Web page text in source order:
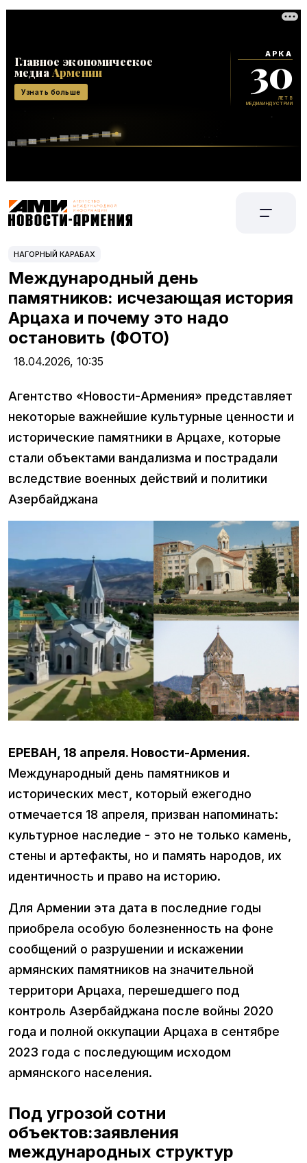
НАГОРНЫЙ КАРАБАХ
Международный день
памятников: исчезающая история
Арцаха и почему это надо
остановить (ФОТО)
18.04.2026, 10:35
Агентство «Новости-Армения» представляет
некоторые важнейшие культурные ценности и
исторические памятники в Арцахе, которые
стали объектами вандализма и пострадали
вследствие военных действий и политики
Азербайджана
ЕРЕВАН, 18 апреля. Новости-Армения.
Международный день памятников и
исторических мест, который ежегодно
отмечается 18 апреля, призван напоминать:
культурное наследие - это не только камень,
стены и артефакты, но и память народов, их
идентичность и право на историю.
Для Армении эта дата в последние годы
приобрела особую болезненность на фоне
сообщений о разрушении и искажении
армянских памятников на значительной
территори Арцаха, перешедшего под
контроль Азербайджана после войны 2020
года и полной оккупации Арцаха в сентябре
2023 года с последующим исходом
армянского населения.
Под угрозой сотни
объектов:заявления
международных структур